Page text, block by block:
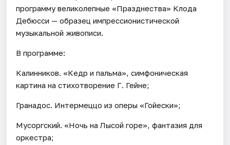
программу великолепные «Празднества» Клода
Дебюсси — образец импрессионистической
музыкальной живописи.
В программе:
Калинников. «Кедр и пальма», симфоническая
картина на стихотворение Г. Гейне;
Гранадос. Интермеццо из оперы «Гойески»;
Мусоргский. «Ночь на Лысой горе», фантазия для
оркестра;